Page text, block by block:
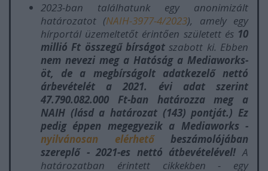
2023-ban találhatunk egy anonimizált
határozatot (NAIH-3977-4/2023), amely egy
hírportál üzemeltetőt érintően született és 10
millió Ft összegű bírságot szabott ki. Ebben
nem nevezi meg a Hatóság a Mediaworks-
öt, de a megbírságolt adatkezelő nettó
árbevételét a 2021. évi adat szerint
47.790.082.000 Ft-ban határozza meg a
NAIH (lásd a határozat (143) pontját.) Ez
pedig éppen megegyezik a Mediaworks -
nyilvánosan elérhetőbeszámolójában
szereplő - 2021-es nettó átbevételével! A
határozatban érintett cikkekben - egy